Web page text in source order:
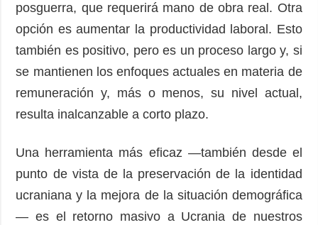
posguerra, que requerirá mano de obra real. Otra
opción es aumentar la productividad laboral. Esto
también es positivo, pero es un proceso largo y, si
se mantienen los enfoques actuales en materia de
remuneración y, más o menos, su nivel actual,
resulta inalcanzable a corto plazo.
Una herramienta más eficaz —también desde el
punto de vista de la preservación de la identidad
ucraniana y la mejora de la situación demográfica
— es el retorno masivo a Ucrania de nuestros